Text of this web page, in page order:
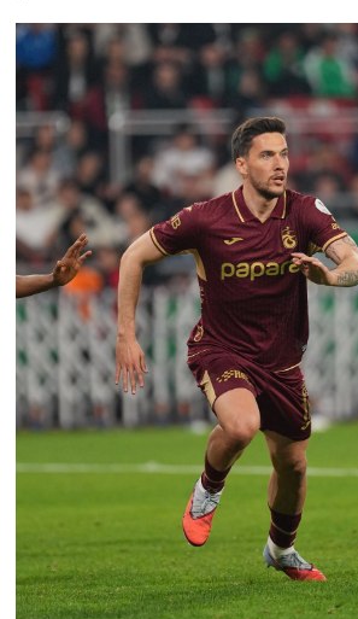
Turizm
Teknoloji